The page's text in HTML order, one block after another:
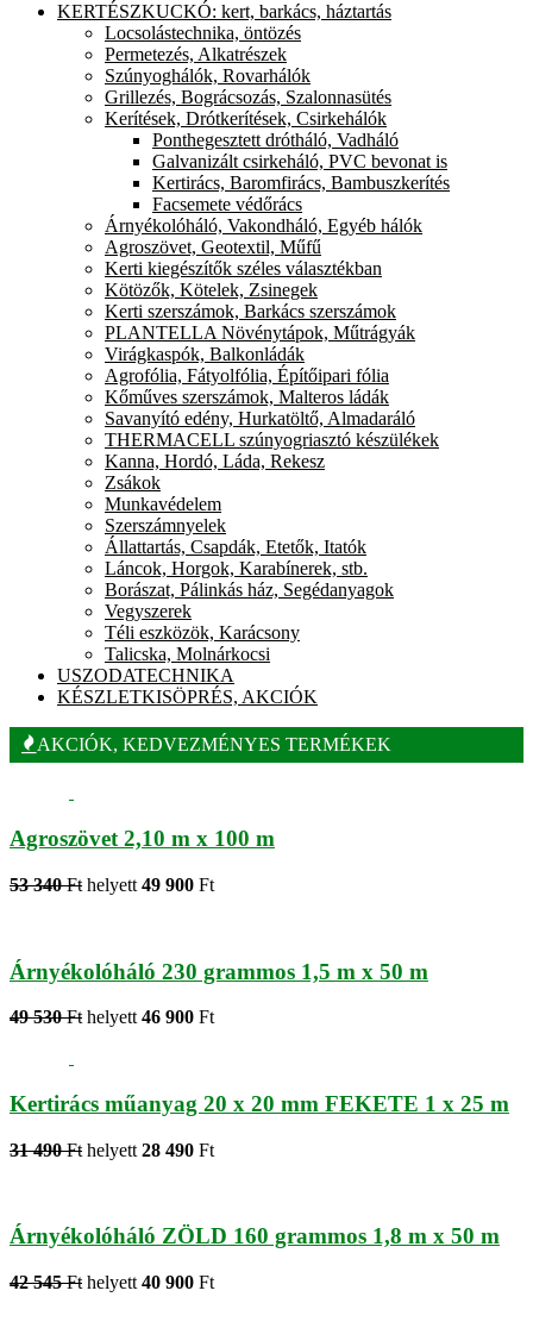
KERTÉSZKUCKÓ: kert, barkács, háztartás
Locsolástechnika, öntözés
Permetezés, Alkatrészek
Szúnyoghálók, Rovarhálók
Grillezés, Bográcsozás, Szalonnasütés
Kerítések, Drótkerítések, Csirkehálók
Ponthegesztett drótháló, Vadháló
Galvanizált csirkeháló, PVC bevonat is
Kertirács, Baromfirács, Bambuszkerítés
Facsemete védőrács
Árnyékolóháló, Vakondháló, Egyéb hálók
Agroszövet, Geotextil, Műfű
Kerti kiegészítők széles választékban
Kötözők, Kötelek, Zsinegek
Kerti szerszámok, Barkács szerszámok
PLANTELLA Növénytápok, Műtrágyák
Virágkaspók, Balkonládák
Agrofólia, Fátyolfólia, Építőipari fólia
Kőműves szerszámok, Malteros ládák
Savanyító edény, Hurkatöltő, Almadaráló
THERMACELL szúnyogriasztó készülékek
Kanna, Hordó, Láda, Rekesz
Zsákok
Munkavédelem
Szerszámnyelek
Állattartás, Csapdák, Etetők, Itatók
Láncok, Horgok, Karabínerek, stb.
Borászat, Pálinkás ház, Segédanyagok
Vegyszerek
Téli eszközök, Karácsony
Talicska, Molnárkocsi
USZODATECHNIKA
KÉSZLETKISÖPRÉS, AKCIÓK
AKCIÓK, KEDVEZMÉNYES TERMÉKEK
Agroszövet 2,10 m x 100 m
53 340 Ft helyett 49 900 Ft
Árnyékolóháló 230 grammos 1,5 m x 50 m
49 530 Ft helyett 46 900 Ft
Kertirács műanyag 20 x 20 mm FEKETE 1 x 25 m
31 490 Ft helyett 28 490 Ft
Árnyékolóháló ZÖLD 160 grammos 1,8 m x 50 m
42 545 Ft helyett 40 900 Ft